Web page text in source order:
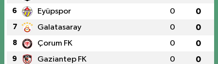
6 Eyüpspor 0 0
7 Galatasaray 0 0
8 Çorum FK 0 0
9 Gaziantep FK 0 0